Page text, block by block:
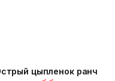
цыпленок ранч